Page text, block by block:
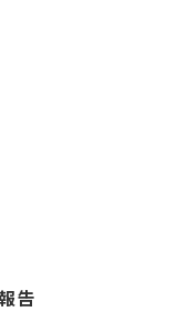
告